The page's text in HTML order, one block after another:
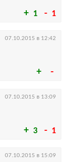
1 1
07.10.2015 в 12:42
3 1
07.10.2015 в 13:09
07.10.2015 в 15:09